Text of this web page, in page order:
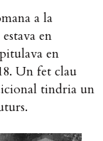
a la
en
en
Un fet clau
tindria un